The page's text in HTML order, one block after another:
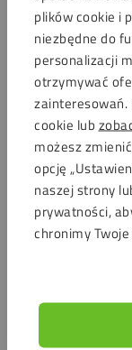
plików cookie i
niezbędne do
personalizacji
otrzymywać
zainteresowań.
cookie lub
możesz
opcję
naszej strony
prywatności,
chronimy
Naszedymione
milimetrów, a
blogu dla
wskazówek
materiału.
równomiernie
promieniowanie
zamówienie
cechują się